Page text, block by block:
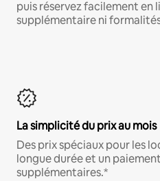
puis réservez facilement en
supplémentaire ni
La simplicité du prix au mois
Des prix spéciaux pour les
longue durée et un
supplémentaires.*